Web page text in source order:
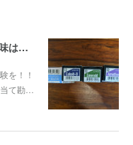
どのカラー剤が一番明るくなる？？色味はどうなる？？カラー実験で検証！
を！！
て勘…